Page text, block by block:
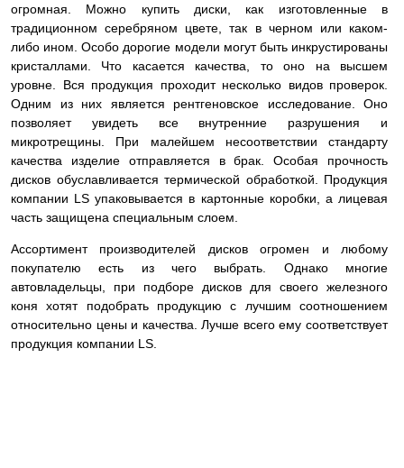
огромная. Можно купить диски, как изготовленные в
традиционном серебряном цвете, так в черном или каком-
либо ином. Особо дорогие модели могут быть инкрустированы
кристаллами. Что касается качества, то оно на высшем
уровне. Вся продукция проходит несколько видов проверок.
Одним из них является рентгеновское исследование. Оно
позволяет увидеть все внутренние разрушения и
микротрещины. При малейшем несоответствии стандарту
качества изделие отправляется в брак. Особая прочность
дисков обуславливается термической обработкой. Продукция
компании LS упаковывается в картонные коробки, а лицевая
часть защищена специальным слоем.
Ассортимент производителей дисков огромен и любому
покупателю есть из чего выбрать. Однако многие
автовладельцы, при подборе дисков для своего железного
коня хотят подобрать продукцию с лучшим соотношением
относительно цены и качества. Лучше всего ему соответствует
продукция компании LS.